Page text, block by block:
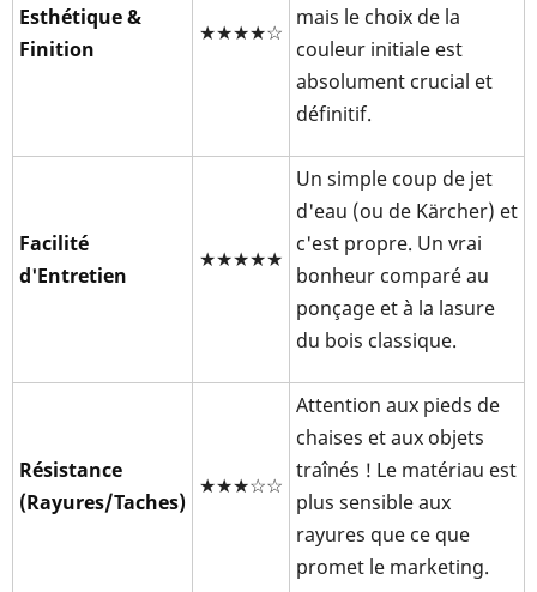
Esthétique &
Finition
★★★★☆
mais le choix de la
couleur initiale est
absolument crucial et
définitif.
Facilité
d'Entretien
★★★★★
Un simple coup de jet
d'eau (ou de Kärcher) et
c'est propre. Un vrai
bonheur comparé au
ponçage et à la lasure
du bois classique.
Résistance
(Rayures/Taches)
★★★☆☆
Attention aux pieds de
chaises et aux objets
traînés ! Le matériau est
plus sensible aux
rayures que ce que
promet le marketing.